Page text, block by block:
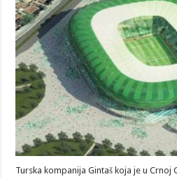
Turska kompanija Gintaš koja je u